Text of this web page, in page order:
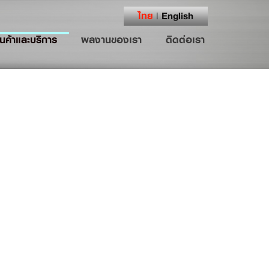
ไทย |English
ค้าและบริการ ผลงานของเรา ติดต่อเรา